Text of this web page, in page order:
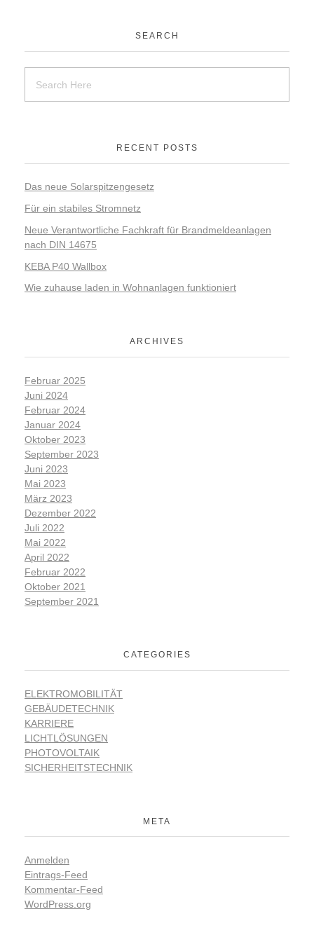
SEARCH
RECENT POSTS
Das neue Solarspitzengesetz
Für ein stabiles Stromnetz
Neue Verantwortliche Fachkraft für Brandmeldeanlagen
nach DIN 14675
KEBA P40 Wallbox
Wie zuhause laden in Wohnanlagen funktioniert
ARCHIVES
Februar 2025
Juni 2024
Februar 2024
Januar 2024
Oktober 2023
September 2023
Juni 2023
Mai 2023
März 2023
Dezember 2022
Juli 2022
Mai 2022
April 2022
Februar 2022
Oktober 2021
September 2021
CATEGORIES
ELEKTROMOBILITÄT
GEBÄUDETECHNIK
KARRIERE
LICHTLÖSUNGEN
PHOTOVOLTAIK
SICHERHEITSTECHNIK
META
Anmelden
Eintrags-Feed
Kommentar-Feed
WordPress.org